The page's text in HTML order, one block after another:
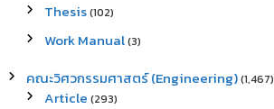
Thesis(102)
Work Manual(3)
คณะวิศวกรรมศาสตร์ (Engineering)(1,467)
Article (293)